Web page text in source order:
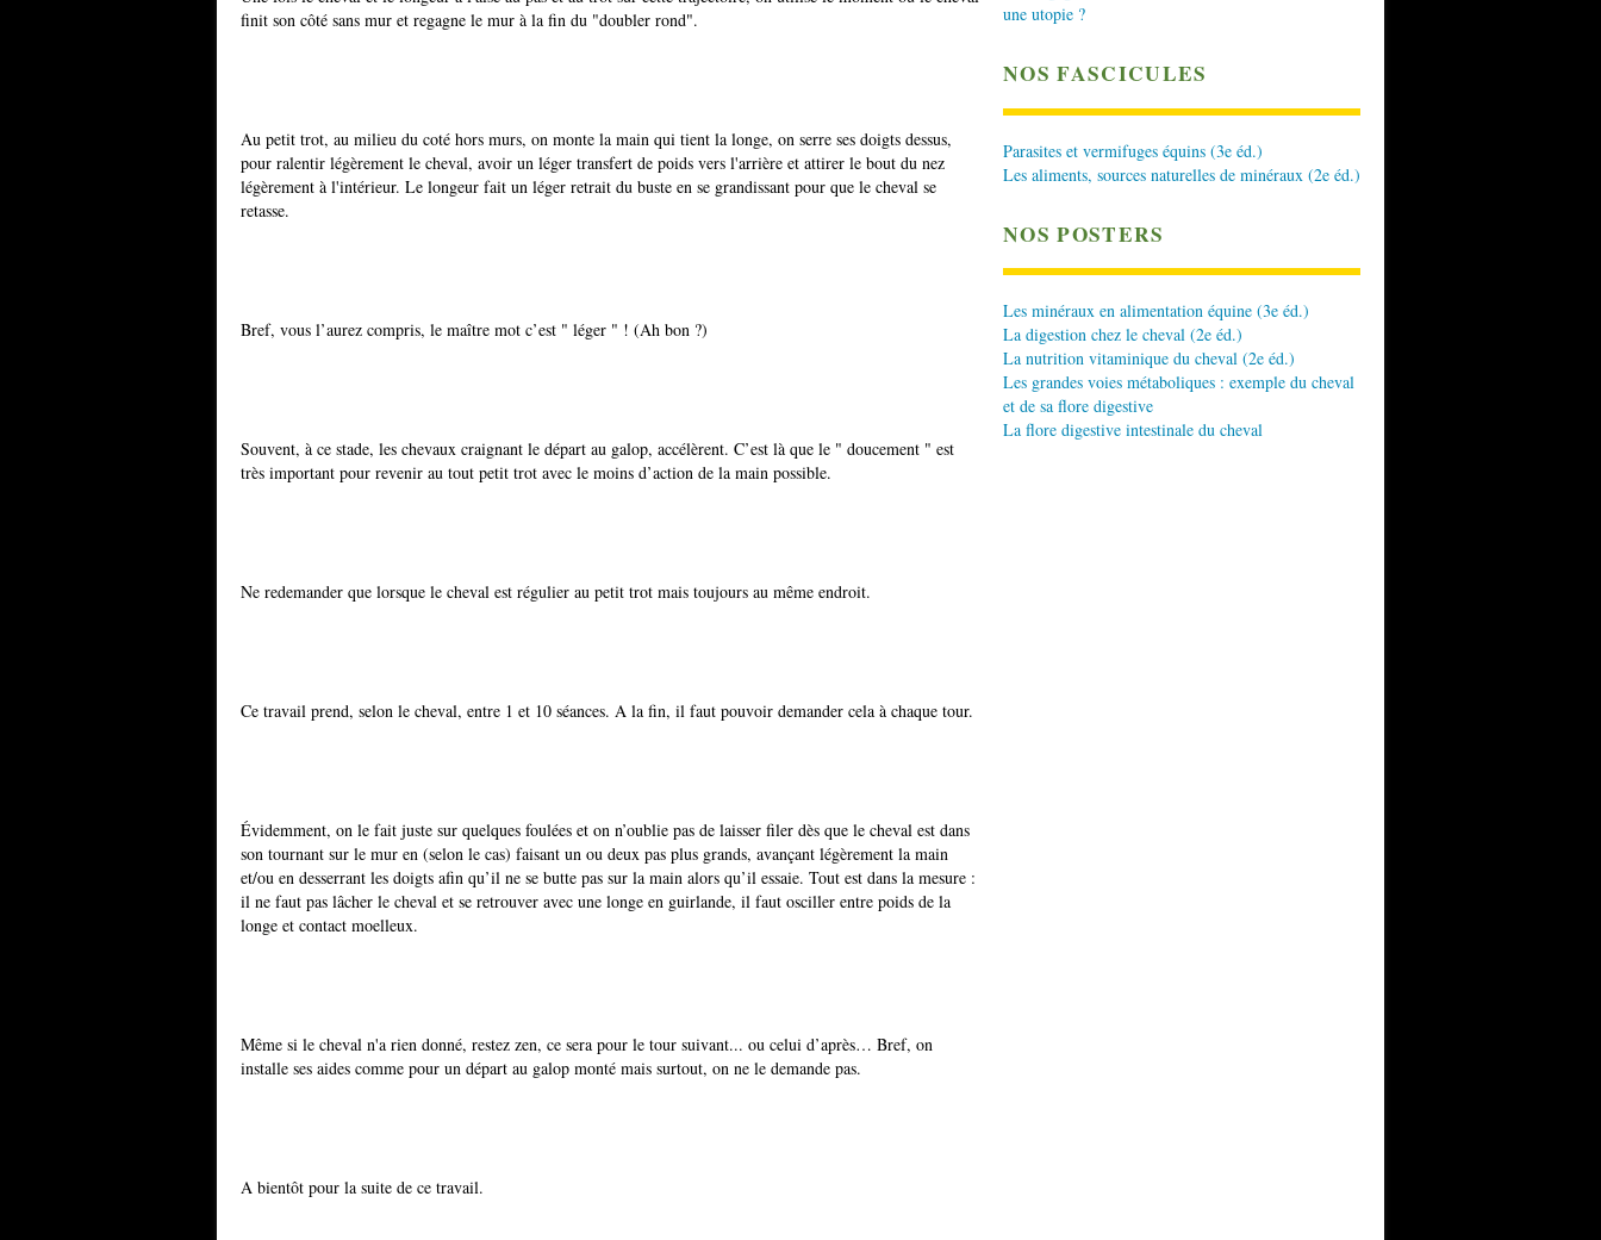
finit son côté sans mur et regagne le mur à la fin du "doubler rond".
Au petit trot, au milieu du coté hors murs, on monte la main qui tient la longe, on serre ses doigts dessus,
pour ralentir légèrement le cheval, avoir un léger transfert de poids vers l'arrière et attirer le bout du nez
légèrement à l'intérieur. Le longeur fait un léger retrait du buste en se grandissant pour que le cheval se
retasse.
Bref, vous l’aurez compris, le maître mot c’est " léger " ! (Ah bon ?)
Souvent, à ce stade, les chevaux craignant le départ au galop, accélèrent. C’est là que le " doucement " est
très important pour revenir au tout petit trot avec le moins d’action de la main possible.
Ne redemander que lorsque le cheval est régulier au petit trot mais toujours au même endroit.
Ce travail prend, selon le cheval, entre 1 et 10 séances. A la fin, il faut pouvoir demander cela à chaque tour.
Évidemment, on le fait juste sur quelques foulées et on n’oublie pas de laisser filer dès que le cheval est dans
son tournant sur le mur en (selon le cas) faisant un ou deux pas plus grands, avançant légèrement la main
et/ou en desserrant les doigts afin qu’il ne se butte pas sur la main alors qu’il essaie. Tout est dans la mesure :
il ne faut pas lâcher le cheval et se retrouver avec une longe en guirlande, il faut osciller entre poids de la
longe et contact moelleux.
Même si le cheval n'a rien donné, restez zen, ce sera pour le tour suivant... ou celui d’après… Bref, on
installe ses aides comme pour un départ au galop monté mais surtout, on ne le demande pas.
A bientôt pour la suite de ce travail.
une utopie ?
NOS FASCICULES
Parasites et vermifuges équins (3e éd.)
Les aliments, sources naturelles de minéraux (2e éd.)
NOS POSTERS
Les minéraux en alimentation équine (3e éd.)
La digestion chez le cheval (2e éd.)
La nutrition vitaminique du cheval (2e éd.)
Les grandes voies métaboliques : exemple du cheval
et de sa flore digestive
La flore digestive intestinale du cheval